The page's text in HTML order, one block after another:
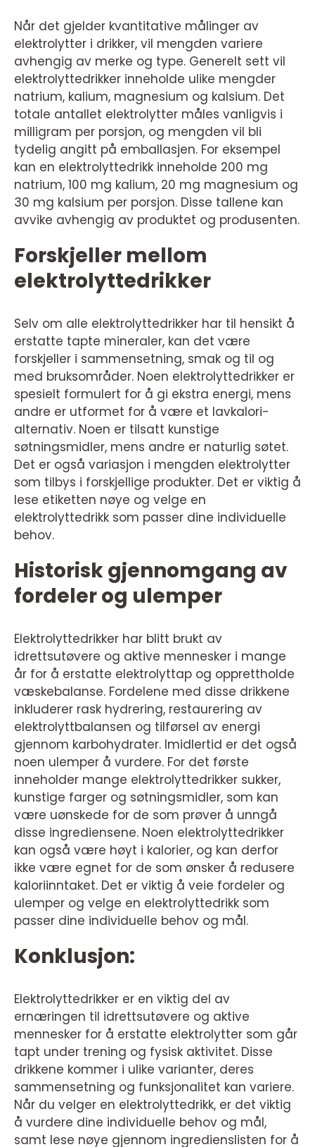
Når det gjelder kvantitative målinger av
elektrolytter i drikker, vil mengden variere
avhengig av merke og type. Generelt sett vil
elektrolyttedrikker inneholde ulike mengder
natrium, kalium, magnesium og kalsium. Det
totale antallet elektrolytter måles vanligvis i
milligram per porsjon, og mengden vil bli
tydelig angitt på emballasjen. For eksempel
kan en elektrolyttedrikk inneholde 200 mg
natrium, 100 mg kalium, 20 mg magnesium og
30 mg kalsium per porsjon. Disse tallene kan
avvike avhengig av produktet og produsenten.
Forskjeller mellom
elektrolyttedrikker
Selv om alle elektrolyttedrikker har til hensikt å
erstatte tapte mineraler, kan det være
forskjeller i sammensetning, smak og til og
med bruksområder. Noen elektrolyttedrikker er
spesielt formulert for å gi ekstra energi, mens
andre er utformet for å være et lavkalori-
alternativ. Noen er tilsatt kunstige
søtningsmidler, mens andre er naturlig søtet.
Det er også variasjon i mengden elektrolytter
som tilbys i forskjellige produkter. Det er viktig å
lese etiketten nøye og velge en
elektrolyttedrikk som passer dine individuelle
behov.
Historisk gjennomgang av
fordeler og ulemper
Elektrolyttedrikker har blitt brukt av
idrettsutøvere og aktive mennesker i mange
år for å erstatte elektrolyttap og opprettholde
væskebalanse. Fordelene med disse drikkene
inkluderer rask hydrering, restaurering av
elektrolyttbalansen og tilførsel av energi
gjennom karbohydrater. Imidlertid er det også
noen ulemper å vurdere. For det første
inneholder mange elektrolyttedrikker sukker,
kunstige farger og søtningsmidler, som kan
være uønskede for de som prøver å unngå
disse ingrediensene. Noen elektrolyttedrikker
kan også være høyt i kalorier, og kan derfor
ikke være egnet for de som ønsker å redusere
kaloriinntaket. Det er viktig å veie fordeler og
ulemper og velge en elektrolyttedrikk som
passer dine individuelle behov og mål.
Konklusjon:
Elektrolyttedrikker er en viktig del av
ernæringen til idrettsutøvere og aktive
mennesker for å erstatte elektrolytter som går
tapt under trening og fysisk aktivitet. Disse
drikkene kommer i ulike varianter, deres
sammensetning og funksjonalitet kan variere.
Når du velger en elektrolyttedrikk, er det viktig
å vurdere dine individuelle behov og mål,
samt lese nøye gjennom ingredienslisten for å